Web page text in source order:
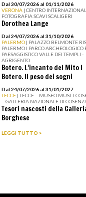
Dal 30/07/2026 al 01/11/2026
VERONA | CENTRO
FOTOGRAFIA SCAVI SCALIGERI
Dorothea Lange
Dal 24/07/2026 al 31/10/2026
PALERMO | PALAZZO BELMONTE
PALERMO I PARCO ARCHEOLOGICO
PAESAGGISTICO VALLE DEI TEMPLI -
AGRIGENTO
Botero. L’incanto del Mito I
Botero. Il peso dei sogni
Dal 24/07/2026 al 31/01/2027
LECCE | LECCE – MUSEO MUST I
– GALLERIA NAZIONALE DI
Tesori nascosti della
Borghese
LEGGI TUTTO >